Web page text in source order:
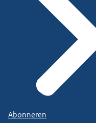
Abonneren